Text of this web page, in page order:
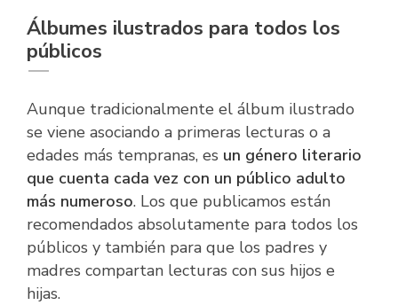
Álbumes ilustrados para todos los
públicos
Aunque tradicionalmente el álbum ilustrado
se viene asociando a primeras lecturas o a
edades más tempranas, es un género literario
que cuenta cada vez con un público adulto
más numeroso. Los que publicamos están
recomendados absolutamente para todos los
públicos y también para que los padres y
madres compartan lecturas con sus hijos e
hijas.